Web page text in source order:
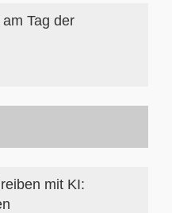
Tag der
mit KI: